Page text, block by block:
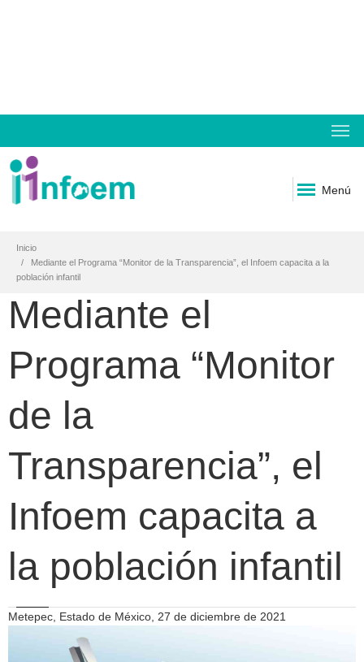
Menú
Inicio
Mediante el Programa “Monitor de la Transparencia”, el Infoem capacita a la
población infantil
Mediante el
Programa “Monitor
de la
Transparencia”, el
Infoem capacita a
la población infantil
Metepec, Estado de México, 27 de diciembre de 2021